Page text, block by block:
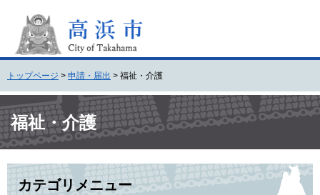
頭
で
す
。
飛
ば
し
て
本
トップページ > 申請・届出 > 福祉・介護
文福祉・介護
カテゴリメニュー